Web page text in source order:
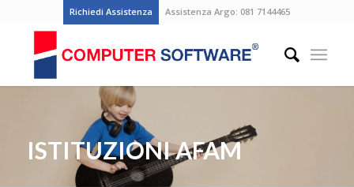
Richiedi Assistenza Assistenza Argo: 081 7144465
ISTITUZIONI AFAM